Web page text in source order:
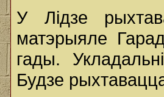
У Лідзе
матэрыяле
гады.
Будзе